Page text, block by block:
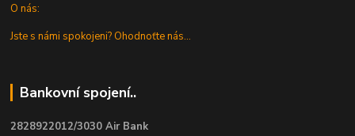
O nás:
Jste s námi spokojeni? Ohodnoťte nás...
Bankovní spojení..
2828922012/3030 Air Bank